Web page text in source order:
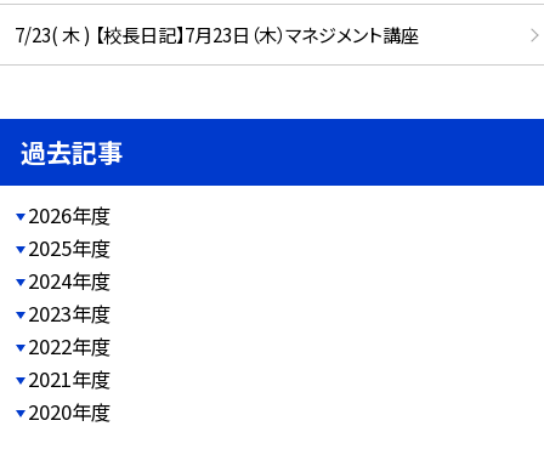
7/23( 木 ) 【校長日記】7月23日（木）マネジメント講座
過去記事
2026年度
2025年度
2024年度
2023年度
2022年度
2021年度
2020年度